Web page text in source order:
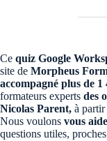
Ce quiz Google
site de Morpheus
accompagné plus de
formateurs experts des
Nicolas Parent, à partir
Nous voulons vous
questions utiles,